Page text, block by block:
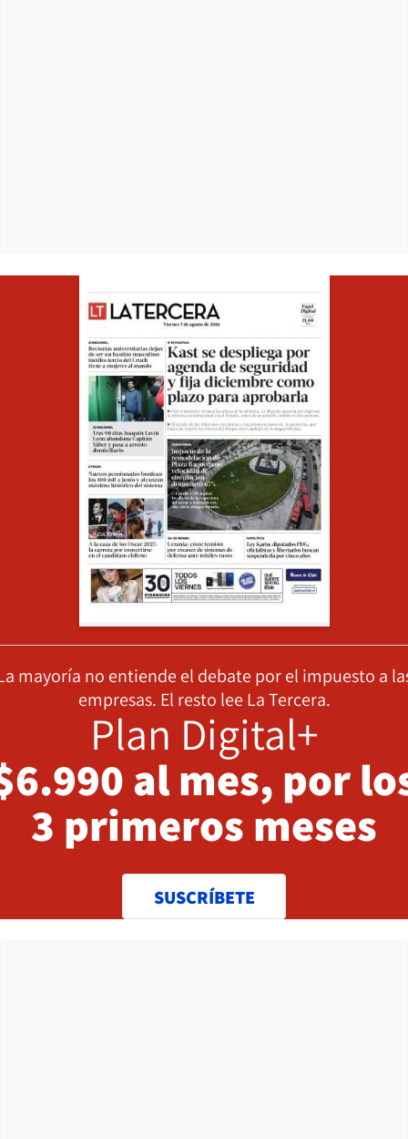
mayoría no entiende el debate por el impuesto a
empresas. El resto lee La Tercera.
Plan Digital+
al mes, por
3 primeros meses
SUSCRÍBETE